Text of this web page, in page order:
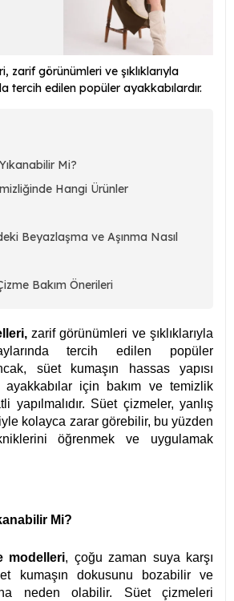
zarif görünümleri ve şıklıklarıyla
tercih edilen popüler ayakkabılardır.
Mi?
Hangi Ürünler
Beyazlaşma ve Aşınma Nasıl
Bakım Önerileri
zarif görünümleri ve şıklıklarıyla
tercih edilen popüler
süet kumaşın hassas yapısı
için bakım ve temizlik
yapılmalıdır. Süet çizmeler, yanlış
kolayca zarar görebilir, bu yüzden
öğrenmek ve uygulamak
Mi?
modelleri, çoğu zaman suya karşı
kumaşın dokusunu bozabilir ve
neden olabilir. Süet çizmeleri